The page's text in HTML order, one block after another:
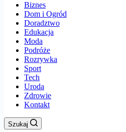
Biznes
Dom i Ogród
Doradztwo
Edukacja
Moda
Podróże
Rozrywka
Sport
Tech
Uroda
Zdrowie
Kontakt
Szukaj